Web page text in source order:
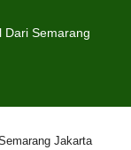
Dari Semarang
Jakarta